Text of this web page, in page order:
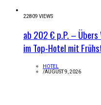
22809 VIEWS
ab 202 € p.P. – Übers
im Top-Hotel mit
HOTEL
/AUGUST 9, 2026